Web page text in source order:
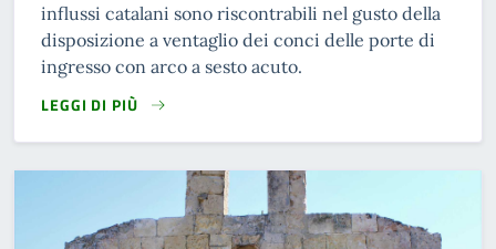
influssi catalani sono riscontrabili nel gusto della
disposizione a ventaglio dei conci delle porte di
ingresso con arco a sesto acuto.
LEGGI DI PIÙ
READ MORE